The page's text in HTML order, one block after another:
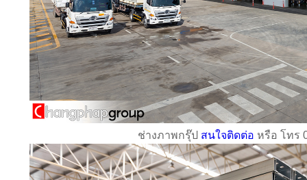
ช่างภาพกรุ๊ป สนใจติดต่อ หรือ โทร